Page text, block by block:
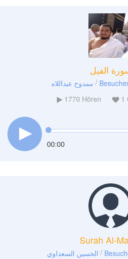
الفيل
ممدوح عبداللاه /
1770 Hören 1
00:00
Surah Al-
الحسين السعداوي /